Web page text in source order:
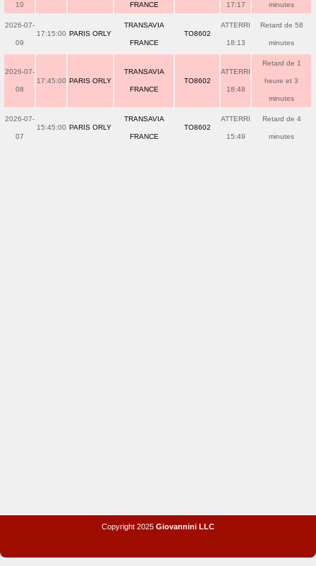
10 FRANCE 17:17 minutes
2026-07-
09
17:15:00 PARIS ORLY
TRANSAVIA
FRANCE
TO8602
ATTERRI
18:13
Retard de 58
minutes
2026-07-
08
17:45:00 PARIS ORLY
TRANSAVIA
FRANCE
TO8602
ATTERRI
18:48
Retard de 1
heure et 3
minutes
2026-07-
07
15:45:00 PARIS ORLY
TRANSAVIA
FRANCE
TO8602
ATTERRI
15:49
Retard de 4
minutes
Copyright 2025 Giovannini LLC